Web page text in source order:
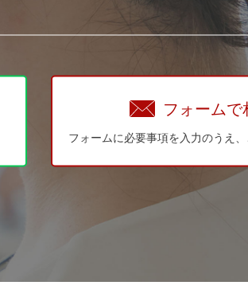
フォームで
フォームに必要事項を入力のうえ、